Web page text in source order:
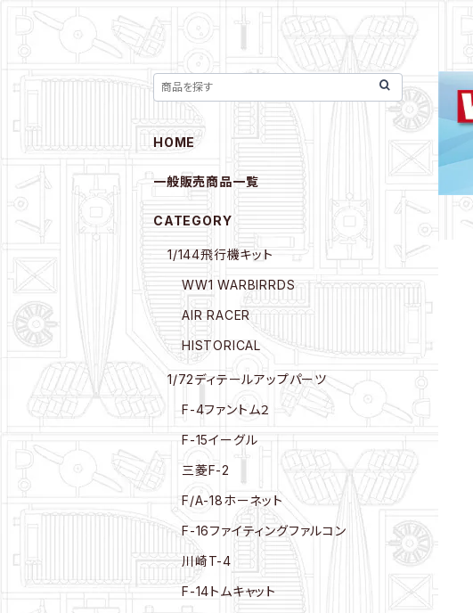
HOME
一般販売商品一覧
CATEGORY
1/144飛行機キット
WW1 WARBIRRDS
AIR RACER
HISTORICAL
1/72ディテールアップパーツ
F-4ファントム２
F-15イーグル
三菱F-2
F/A-18ホーネット
F-16ファイティングファルコン
川崎T-4
F-14トムキャット